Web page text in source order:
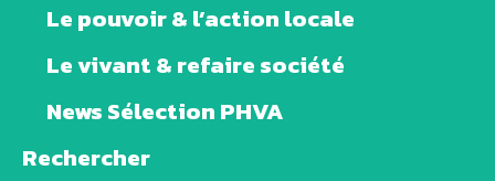
Le pouvoir & l’action locale
Le vivant & refaire société
News Sélection PHVA
Rechercher